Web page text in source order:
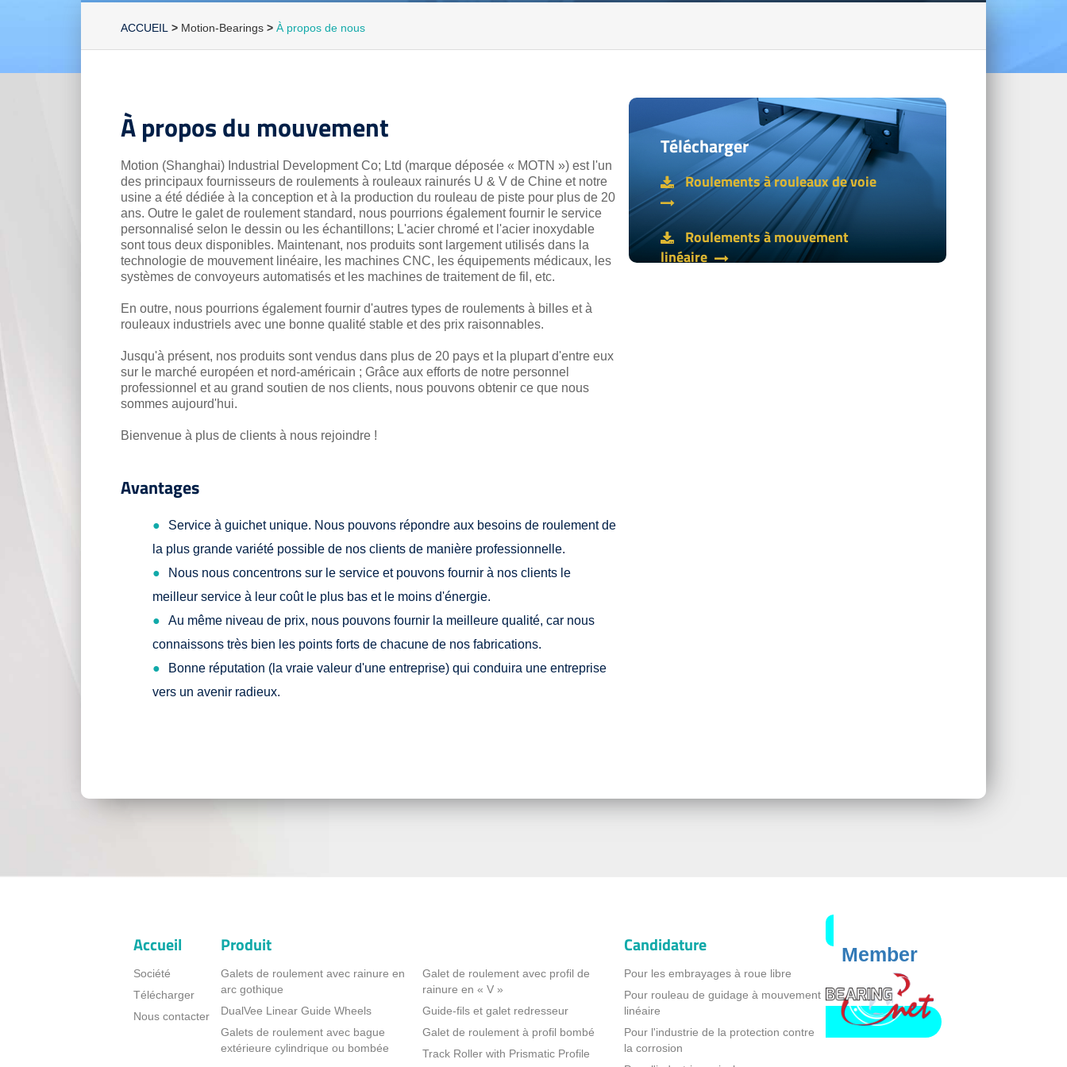
ACCUEIL > Motion-Bearings > À propos de nous
À propos du mouvement
Motion (Shanghai) Industrial Development Co; Ltd (marque déposée « MOTN ») est l'un
des principaux fournisseurs de roulements à rouleaux rainurés U & V de Chine et notre
usine a été dédiée à la conception et à la production du rouleau de piste pour plus de 20
ans. Outre le galet de roulement standard, nous pourrions également fournir le service
personnalisé selon le dessin ou les échantillons; L'acier chromé et l'acier inoxydable
sont tous deux disponibles. Maintenant, nos produits sont largement utilisés dans la
technologie de mouvement linéaire, les machines CNC, les équipements médicaux, les
systèmes de convoyeurs automatisés et les machines de traitement de fil, etc.
En outre, nous pourrions également fournir d'autres types de roulements à billes et à
rouleaux industriels avec une bonne qualité stable et des prix raisonnables.
Jusqu'à présent, nos produits sont vendus dans plus de 20 pays et la plupart d'entre eux
sur le marché européen et nord-américain ; Grâce aux efforts de notre personnel
professionnel et au grand soutien de nos clients, nous pouvons obtenir ce que nous
sommes aujourd'hui.
Bienvenue à plus de clients à nous rejoindre !
Avantages
Service à guichet unique. Nous pouvons répondre aux besoins de roulement de
la plus grande variété possible de nos clients de manière professionnelle.
Nous nous concentrons sur le service et pouvons fournir à nos clients le
meilleur service à leur coût le plus bas et le moins d'énergie.
Au même niveau de prix, nous pouvons fournir la meilleure qualité, car nous
connaissons très bien les points forts de chacune de nos fabrications.
Bonne réputation (la vraie valeur d'une entreprise) qui conduira une entreprise
vers un avenir radieux.
Télécharger
Roulements à rouleaux de voie
Roulements à mouvement
linéaire
Accueil
Société
Télécharger
Nous contacter
Produit
Galets de roulement avec rainure en
arc gothique
Galet de roulement avec profil de
rainure en « V »
DualVee Linear Guide Wheels
Guide-fils et galet redresseur
Galets de roulement avec bague
extérieure cylindrique ou bombée
Galet de roulement à profil bombé
Track Roller with Prismatic Profile
Candidature
Pour les embrayages à roue libre
Pour rouleau de guidage à mouvement
linéaire
Pour l'industrie de la protection contre
la corrosion
Member